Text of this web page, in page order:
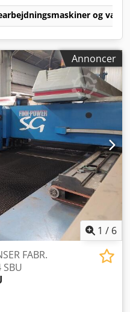
og
Annoncer
1 / 6
FABR.
SBU